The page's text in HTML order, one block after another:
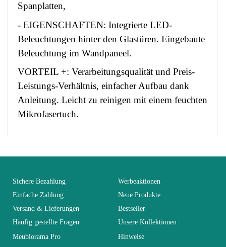
Spanplatten,
- EIGENSCHAFTEN: Integrierte LED-
Beleuchtungen hinter den Glastüren. Eingebaute
Beleuchtung im Wandpaneel.
VORTEIL +: Verarbeitungsqualität und Preis-
Leistungs-Verhältnis, einfacher Aufbau dank
Anleitung. Leicht zu reinigen mit einem feuchten
Mikrofasertuch.
Alter Erwachsener
Kollektion LORA
Farben Schwarz
You Must Login To Review
Sichere Bezahlung
Einfache Zahlung
Versand & Lieferungen
Häufig gestellte Fragen
Meublorama Pro
Werbeaktionen
Neue Produkte
Bestseller
Unsere Kollektionen
Hinweise